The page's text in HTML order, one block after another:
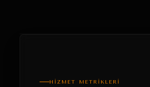
HİZMET METRİKLERİ